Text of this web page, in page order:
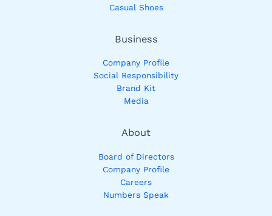
Casual Shoes
Business
Company Profile
Social Responsibility
Brand Kit
Media
About
Board of Directors
Company Profile
Careers
Numbers Speak